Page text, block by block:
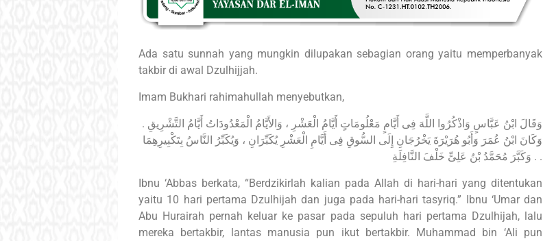
Ada satu sunnah yang mungkin dilupakan sebagian orang yaitu memperbanyak
takbir di awal Dzulhijjah.
Imam Bukhari rahimahullah menyebutkan,
وَقَالَ ابْنُ عَبَّاسٍ وَاذْكُرُوا اللَّهَ فِى أَيَّامٍ مَعْلُومَاتٍ أَيَّامُ الْعَشْرِ ، وَالأَيَّامُ الْمَعْدُودَاتُ أَيَّامُ التَّشْرِيقِ .
وَكَانَ ابْنُ عُمَرَ وَأَبُو هُرَيْرَةَ يَخْرُجَانِ إِلَى السُّوقِ فِى أَيَّامِ الْعَشْرِ يُكَبِّرَانِ ، وَيُكَبِّرُ النَّاسُ بِتَكْبِيرِهِمَا
. وَكَبَّرَ مُحَمَّدُ بْنُ عَلِىٍّ خَلْفَ النَّافِلَةِ .
Ibnu ‘Abbas berkata, “Berdzikirlah kalian pada Allah di hari-hari yang ditentukan
yaitu 10 hari pertama Dzulhijah dan juga pada hari-hari tasyriq.” Ibnu ‘Umar dan
Abu Hurairah pernah keluar ke pasar pada sepuluh hari pertama Dzulhijah, lalu
mereka bertakbir, lantas manusia pun ikut bertakbir. Muhammad bin ‘Ali pun